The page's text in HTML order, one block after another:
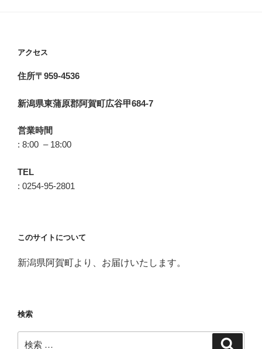
アクセス
住所〒959-4536
新潟県東蒲原郡阿賀町広谷甲684-7
営業時間
: 8:00 – 18:00
TEL
: 0254-95-2801
このサイトについて
新潟県阿賀町より、お届けいたします。
検索
検